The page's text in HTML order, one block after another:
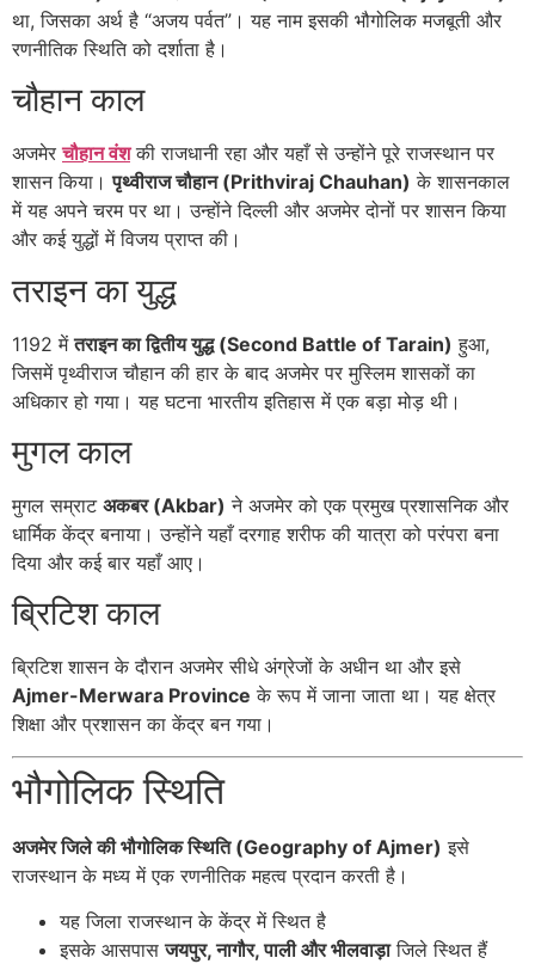
था, जिसका अर्थ है “अजय पर्वत”। यह नाम इसकी भौगोलिक मजबूती और
रणनीतिक स्थिति को दर्शाता है।
चौहान काल
अजमेरचौहान वंशकी राजधानी रहा और यहाँ से उन्होंने पूरे राजस्थान पर
शासन किया।पृथ्वीराज चौहान (Prithviraj Chauhan) के शासनकाल
में यह अपने चरम पर था। उन्होंने दिल्ली और अजमेर दोनों पर शासन किया
और कई युद्धों में विजय प्राप्त की।
तराइन का युद्ध
1192 मेंतराइन का द्वितीय युद्ध (Second Battle of Tarain) हुआ,
जिसमें पृथ्वीराज चौहान की हार के बाद अजमेर पर मुस्लिम शासकों का
अधिकार हो गया। यह घटना भारतीय इतिहास में एक बड़ा मोड़ थी।
मुगल काल
मुगल सम्राट अकबर (Akbar) ने अजमेर को एक प्रमुख प्रशासनिक और
धार्मिक केंद्र बनाया। उन्होंने यहाँ दरगाह शरीफ की यात्रा को परंपरा बना
दिया और कई बार यहाँ आए।
ब्रिटिश काल
ब्रिटिश शासन के दौरान अजमेर सीधे अंग्रेजों के अधीन था और इसे
Ajmer-Merwara Province के रूप में जाना जाता था। यह क्षेत्र
शिक्षा और प्रशासन का केंद्र बन गया।
भौगोलिक स्थिति
अजमेर जिले की भौगोलिक स्थिति (Geography of Ajmer) इसे
राजस्थान के मध्य में एक रणनीतिक महत्व प्रदान करती है।
यह जिला राजस्थान के केंद्र में स्थित है
इसके आसपासजयपुर, नागौर, पाली और भीलवाड़ाजिले स्थित हैं